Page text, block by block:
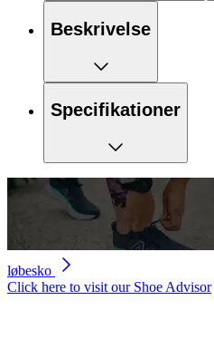
Beskrivelse
Specifikationer
løbesko
Click here to visit our Shoe Advisor